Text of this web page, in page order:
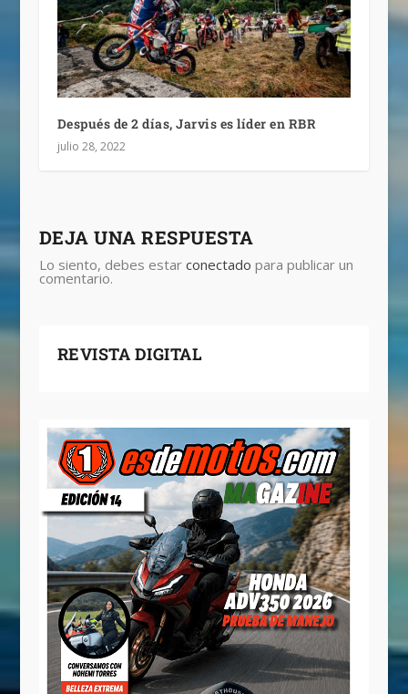
Después de 2 días, Jarvis es líder en RBR
julio 28, 2022
DEJA UNA RESPUESTA
Lo siento, debes estar conectado para publicar un
comentario.
REVISTA DIGITAL